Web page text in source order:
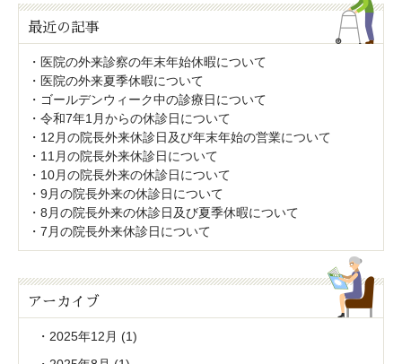
最近の記事
医院の外来診察の年末年始休暇について
医院の外来夏季休暇について
ゴールデンウィーク中の診療日について
令和7年1月からの休診日について
12月の院長外来休診日及び年末年始の営業について
11月の院長外来休診日について
10月の院長外来の休診日について
9月の院長外来の休診日について
8月の院長外来の休診日及び夏季休暇について
7月の院長外来休診日について
アーカイブ
2025年12月 (1)